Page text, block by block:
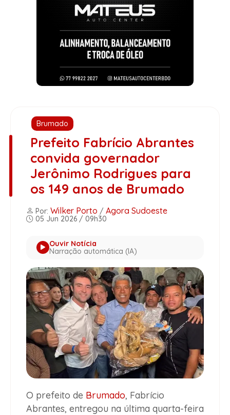
Brumado
Prefeito Fabrício Abrantes
convida governador
Jerônimo Rodrigues para
os 149 anos de Brumado
Por: Wilker Porto / Agora Sudoeste
05 Jun 2026 / 09h30
Ouvir Notícia
Narração automática (IA)
O prefeito de Brumado, Fabrício
Abrantes, entregou na última quarta-feira